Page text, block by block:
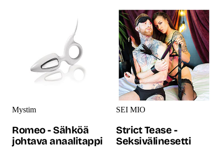
Mystim
Romeo - Sähköä
johtava anaalitappi
SEI MIO
Strict Tease -
Seksivälinesetti